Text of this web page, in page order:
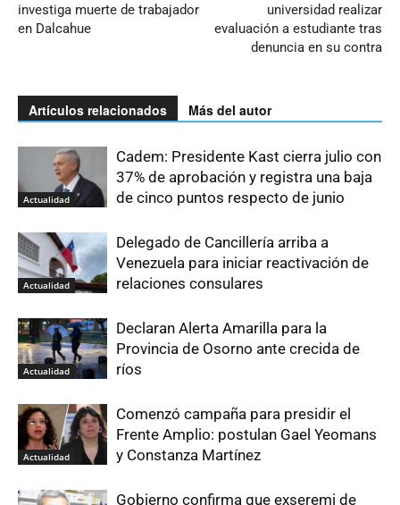
investiga muerte de trabajador
en Dalcahue
universidad realizar
evaluación a estudiante tras
denuncia en su contra
Artículos relacionados Más del autor
Actualidad
Cadem: Presidente Kast cierra julio con
37% de aprobación y registra una baja
de cinco puntos respecto de junio
Actualidad
Delegado de Cancillería arriba a
Venezuela para iniciar reactivación de
relaciones consulares
Actualidad
Declaran Alerta Amarilla para la
Provincia de Osorno ante crecida de
ríos
Actualidad
Comenzó campaña para presidir el
Frente Amplio: postulan Gael Yeomans
y Constanza Martínez
Gobierno confirma que exseremi de